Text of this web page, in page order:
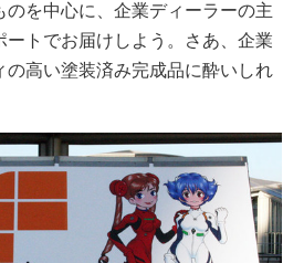
のを中心に、企業ディーラーの主
ートでお届けしよう。さあ、企業
の高い塗装済み完成品に酔いしれ